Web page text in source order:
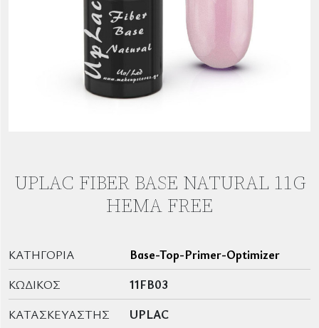
UPLAC FIBER BASE NATURAL 11G
HEMA FREE
ΚΑΤΗΓΟΡΊΑ
Base-Top-Primer-Optimizer
ΚΩΔΙΚΌΣ
11FB03
ΚΑΤΑΣΚΕΥΑΣΤΉΣ
UPLAC